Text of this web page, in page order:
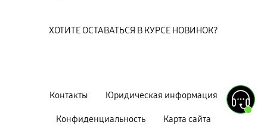
Контакты Юридическая информация
Конфиденциальность Карта сайта
ХОТИТЕ ОСТАВАТЬСЯ В КУРСЕ НОВИНОК?